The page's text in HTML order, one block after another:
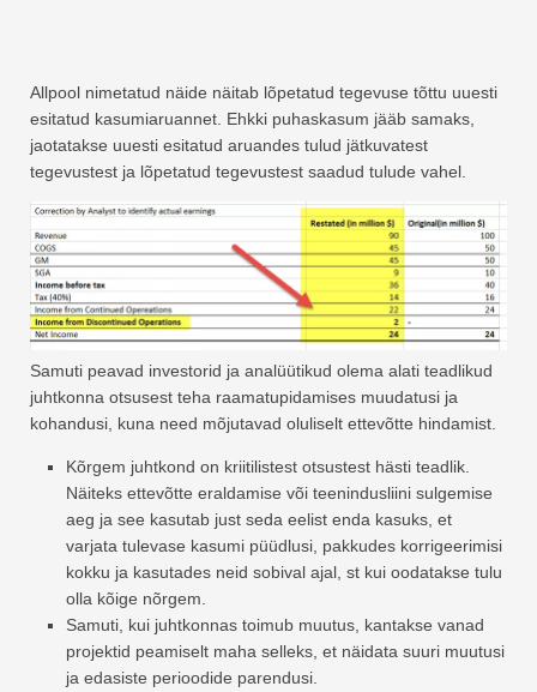
Allpool nimetatud näide näitab lõpetatud tegevuse tõttu uuesti
esitatud kasumiaruannet. Ehkki puhaskasum jääb samaks,
jaotatakse uuesti esitatud aruandes tulud jätkuvatest
tegevustest ja lõpetatud tegevustest saadud tulude vahel.
Samuti peavad investorid ja analüütikud olema alati teadlikud
juhtkonna otsusest teha raamatupidamises muudatusi ja
kohandusi, kuna need mõjutavad oluliselt ettevõtte hindamist.
Kõrgem juhtkond on kriitilistest otsustest hästi teadlik.
Näiteks ettevõtte eraldamise või teenindusliini sulgemise
aeg ja see kasutab just seda eelist enda kasuks, et
varjata tulevase kasumi püüdlusi, pakkudes korrigeerimisi
kokku ja kasutades neid sobival ajal, st kui oodatakse tulu
olla kõige nõrgem.
Samuti, kui juhtkonnas toimub muutus, kantakse vanad
projektid peamiselt maha selleks, et näidata suuri muutusi
ja edasiste perioodide parendusi.